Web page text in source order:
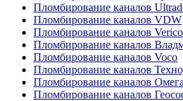
Пломбирование каналов
Пломбирование каналов VDW
Пломбирование каналов
Пломбирование каналов
Пломбирование каналов Voco
Пломбирование каналов
Пломбирование каналов
Пломбирование каналов